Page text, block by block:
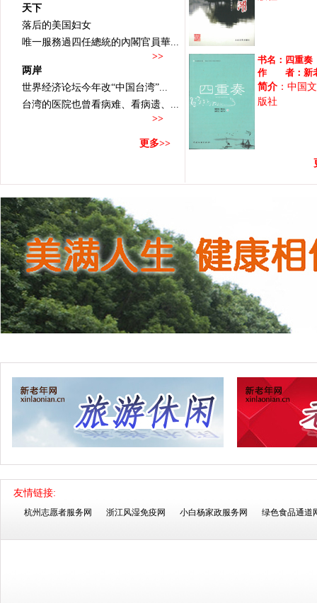
天下
落后的美国妇女
唯一服務過四任總統的內閣官員華...
>>
两岸
世界经济论坛今年改“中国台湾”...
台湾的医院也曾看病难、看病遗、...
>>
更多>>
书名： 四重奏
作 者： 新
简介 ：中国
版社
友情链接:
杭州志愿者服务网 浙江风湿免疫网 小白杨家政服务网 绿色食品通道